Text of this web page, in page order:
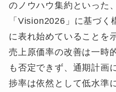
のノウハウ集約といった
「Vision2026」に基づく
に表れ始めていることを
売上原価率の改善は一時
も否定できず、通期計画
捗率は依然として低水準